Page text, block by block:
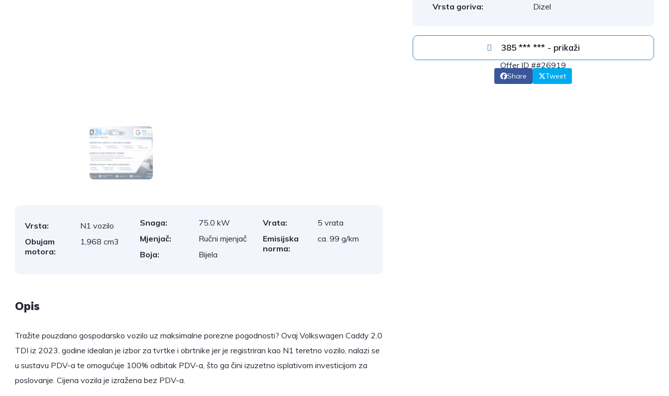
Vrsta:
N1 vozilo
Obujam
motora:
1,968 cm3
Snaga:
75.0 kW
Mjenjač:
Ručni mjenjač
Boja:
Bijela
Vrata:
5 vrata
Emisijska
norma:
ca. 99 g/km
Opis
Tražite pouzdano gospodarsko vozilo uz maksimalne porezne pogodnosti? Ovaj Volkswagen Caddy 2.0
TDI iz 2023. godine idealan je izbor za tvrtke i obrtnike jer je registriran kao N1 teretno vozilo, nalazi se
u sustavu PDV-a te omogućuje 100% odbitak PDV-a, što ga čini izuzetno isplativom investicijom za
poslovanje. Cijena vozila je izražena bez PDV-a.
Vrsta goriva:
Dizel
385 *** *** - prikaži
Offer ID ##26919
Share Tweet